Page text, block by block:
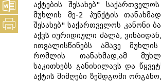
აქტების შესახებ"
მუხლის მე-2 პუნქტის
შესახებ" საქართველოს კანონი
აქვს იურიდიული ძალა,
ითვალისწინებს ამავე
რომლის თანახმად,ამ
საკითხებს განიხილავს და
აქტის მიმღები ზემდგომი